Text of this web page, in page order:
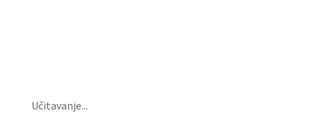
Učitavanje...